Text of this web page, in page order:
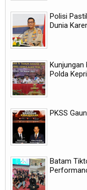
Polisi
Dunia
Kunjungan
Polda Kepri
PKSS
Batam